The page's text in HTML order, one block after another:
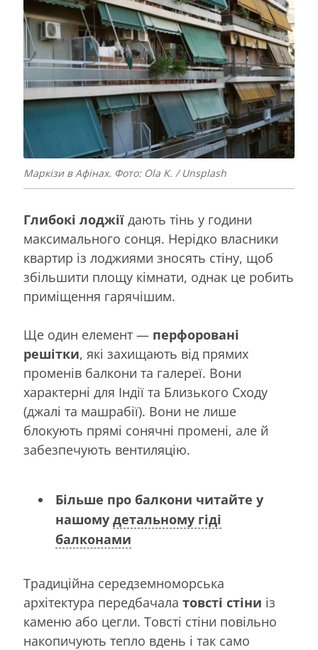
Маркізи в Афінах. Фото: Ola K. / Unsplash
Глибокі лоджії дають тінь у години
максимального сонця. Нерідко власники
квартир із лоджиями зносять стіну, щоб
збільшити площу кімнати, однак це робить
приміщення гарячішим.
Ще один елемент — перфоровані
решітки, які захищають від прямих
променів балкони та галереї. Вони
характерні для Індії та Близького Сходу
(джалі та машрабії). Вони не лише
блокують прямі сонячні промені, але й
забезпечують вентиляцію.
Більше про балкони читайте у
нашому детальному гіді
балконами
Традиційна середземноморська
архітектура передбачала товсті стіни із
каменю або цегли. Товсті стіни повільно
накопичують тепло вдень і так само